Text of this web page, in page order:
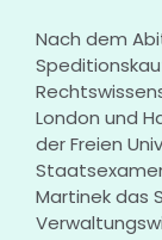
Nach dem
London und
der Freien
Martinek das